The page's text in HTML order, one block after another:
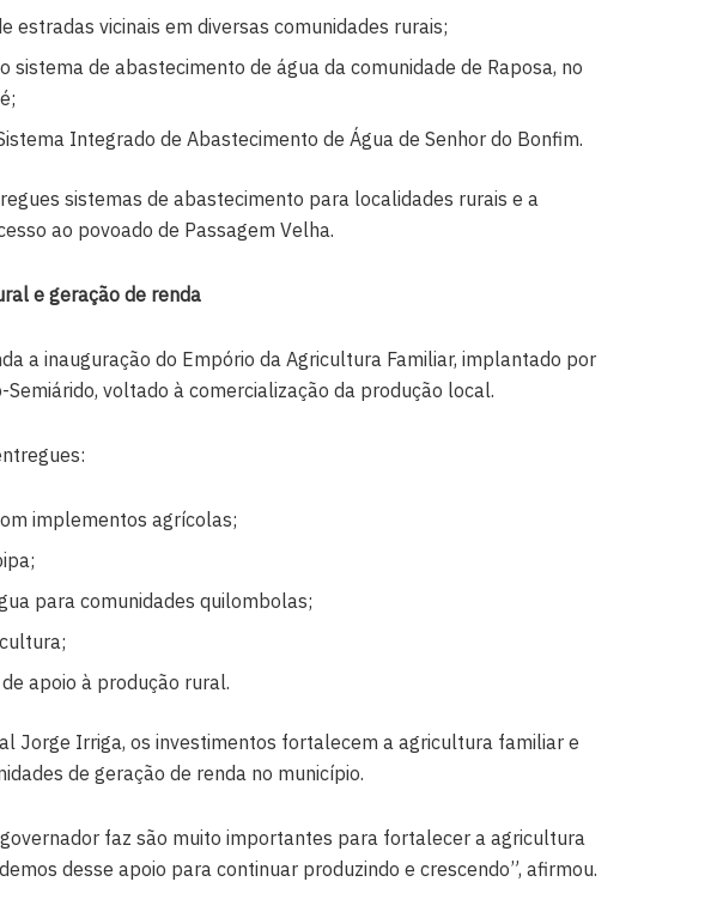
estradas vicinais em diversas comunidades rurais;
sistema de abastecimento de água da comunidade de Raposa, no
Integrado de Abastecimento de Água de Senhor do Bonfim.
sistemas de abastecimento para localidades rurais e a
ao povoado de Passagem Velha.
e geração de renda
a inauguração do Empório da Agricultura Familiar, implantado por
Semiárido, voltado à comercialização da produção local.
implementos agrícolas;
para comunidades quilombolas;
apoio à produção rural.
Jorge Irriga, os investimentos fortalecem a agricultura familiar e
de geração de renda no município.
faz são muito importantes para fortalecer a agricultura
desse apoio para continuar produzindo e crescendo”, afirmou.